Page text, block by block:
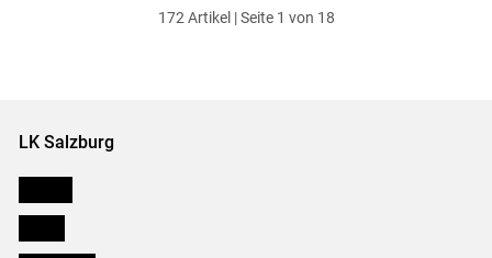
erstenzum
zum
172 Artikel | Seite 1 von 18
LK Salzburg